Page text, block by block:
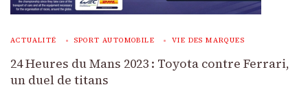
ACTUALITÉ SPORT AUTOMOBILE VIE DES MARQUES
24 Heures du Mans 2023 : Toyota contre Ferrari,
un duel de titans